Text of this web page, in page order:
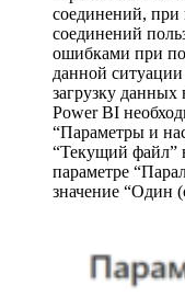
соединений,
соединений
ошибками при
данной
загрузку данных
Power BI
“Параметры и
“Текущий файл”
параметре
значение “Один